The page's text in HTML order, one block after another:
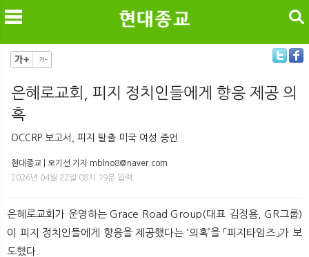
메
검색
은혜로교회, 피지 정치인들에게 향응 제공 의
혹
OCCRP 보고서, 피지 탈출 미국 여성 증언
현대종교 | 오기선 기자 mblno8@naver.com
2026년 04월 22일 08시 19분 입력
은혜로교회가 운영하는 Grace Road Group(대표 김정용, GR그룹)
이 피지 정치인들에게 향응을 제공했다는 ‘의혹’을 「피지타임즈」가 보
도했다.